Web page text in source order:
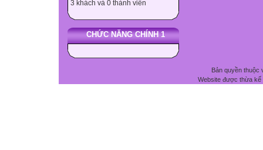
3 khách và 0 thành viên
CHỨC NĂNG CHÍNH 1
Bản quyền thuộc
Website được thừa